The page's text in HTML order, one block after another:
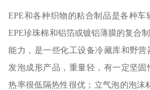
EPE和各种织物的粘合制品是各种车
EPE珍珠棉和铝箔或镀铝薄膜的复合
能力，是一些化工设备冷藏库和野
发泡成形产品，重量轻，有一定坚
热率很低隔热性很优；立气泡的泡沫